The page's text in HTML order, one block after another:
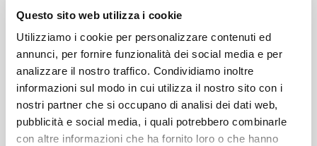
Questo sito web utilizza i cookie
Utilizziamo i cookie per personalizzare contenuti ed
annunci, per fornire funzionalità dei social media e per
analizzare il nostro traffico. Condividiamo inoltre
informazioni sul modo in cui utilizza il nostro sito con i
nostri partner che si occupano di analisi dei dati web,
pubblicità e social media, i quali potrebbero combinarle
con altre informazioni che ha fornito loro o che hanno
FERENC FRICSAY,
RIAS KAMMERCHOR,
RIAS SYMPHONY
ORCHESTRA AND
CHORUS,BERLIN
Wagner: Der
Fliegende Holländer
Digitale
RICERCA
CHI SIAMO
CONTATTI